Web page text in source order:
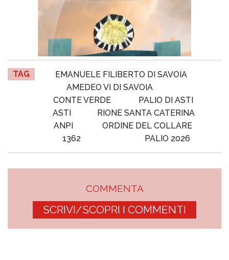
TAG
EMANUELE FILIBERTO DI SAVOIA
AMEDEO VI DI SAVOIA
CONTE VERDE
PALIO DI ASTI
ASTI
RIONE SANTA CATERINA
ANPI
ORDINE DEL COLLARE
1362
PALIO 2026
COMMENTA
SCRIVI/SCOPRI I COMMENTI